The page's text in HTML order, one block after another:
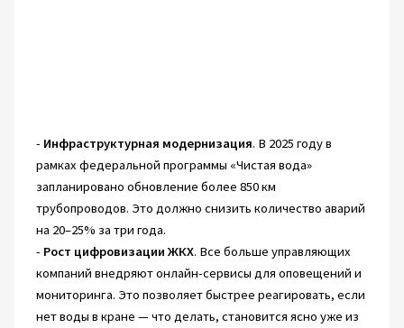
- Инфраструктурная модернизация. В 2025 году в
рамках федеральной программы «Чистая вода»
запланировано обновление более 850 км
трубопроводов. Это должно снизить количество аварий
на 20–25% за три года.
- Рост цифровизации ЖКХ. Все больше управляющих
компаний внедряют онлайн-сервисы для оповещений и
мониторинга. Это позволяет быстрее реагировать, если
нет воды в кране — что делать, становится ясно уже из